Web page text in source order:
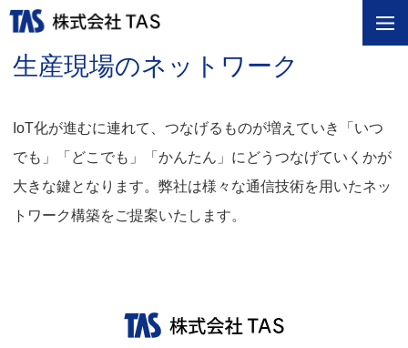
生産現場のネットワーク
IoT化が進むに連れて、つなげるものが増えていき「いつ
でも」「どこでも」「かんたん」にどうつなげていくかが
大きな鍵となります。弊社は様々な通信技術を用いたネッ
トワーク構築をご提案いたします。